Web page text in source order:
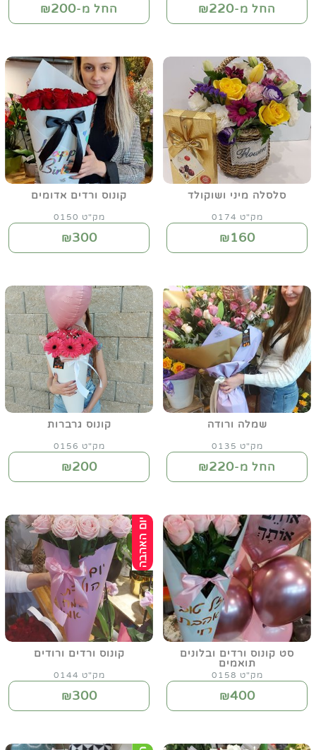
החל מ-₪220 החל מ-₪200
סלסלה מיני ושוקולד
מק"ט 0174
₪160
קונוס ורדים אדומים
מק"ט 0150
₪300
שמלה ורודה
מק"ט 0135
החל מ-₪220
קונוס גרברות
מק"ט 0156
₪200
סט קונוס ורדים ובלונים
תואמים
מק"ט 0158
₪400
קונוס ורדים ורודים
מק"ט 0144
₪300